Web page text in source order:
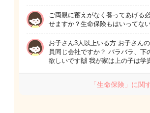
ご両親に蓄えがなく養ってあげる
せますか？生命保険もはいってな
お子さん3人以上いる方 お子さん
員同じ会社ですか？ バラバラ、
欲しいです🙌 我が家は上の子は
「生命保険」に関